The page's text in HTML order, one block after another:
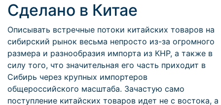
Сделано в Китае
Описывать встречные потоки китайских товаров на
сибирский рынок весьма непросто из-за огромного
размера и разнообразия импорта из КНР, а также в
силу того, что значительная его часть приходит в
Сибирь через крупных импортеров
общероссийского масштаба. Зачастую само
поступление китайских товаров идет не с востока, а